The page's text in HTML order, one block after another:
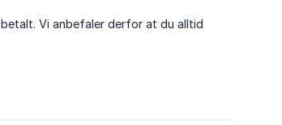
Vi anbefaler derfor at du alltid